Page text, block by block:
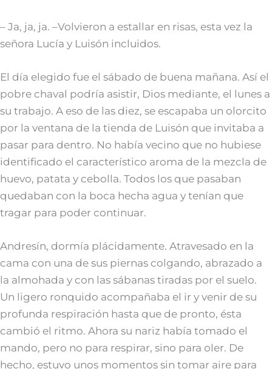
– Ja, ja, ja. –Volvieron a estallar en risas, esta vez la
señora Lucía y Luisón incluidos.
El día elegido fue el sábado de buena mañana. Así el
pobre chaval podría asistir, Dios mediante, el lunes a
su trabajo. A eso de las diez, se escapaba un olorcito
por la ventana de la tienda de Luisón que invitaba a
pasar para dentro. No había vecino que no hubiese
identificado el característico aroma de la mezcla de
huevo, patata y cebolla. Todos los que pasaban
quedaban con la boca hecha agua y tenían que
tragar para poder continuar.
Andresín, dormía plácidamente. Atravesado en la
cama con una de sus piernas colgando, abrazado a
la almohada y con las sábanas tiradas por el suelo.
Un ligero ronquido acompañaba el ir y venir de su
profunda respiración hasta que de pronto, ésta
cambió el ritmo. Ahora su nariz había tomado el
mando, pero no para respirar, sino para oler. De
hecho, estuvo unos momentos sin tomar aire para